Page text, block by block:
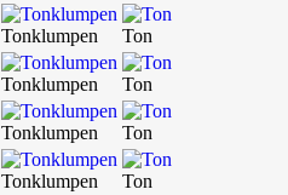
Tonklumpen Ton
Tonklumpen Ton
Tonklumpen Ton
Tonklumpen
Ton